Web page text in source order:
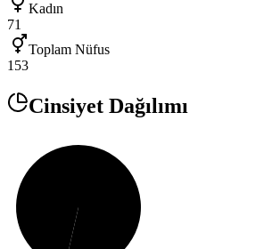
Kadın
71
Toplam Nüfus
153
Cinsiyet Dağılımı